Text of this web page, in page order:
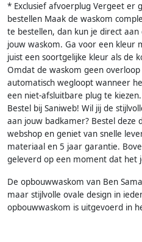
* Exclusief afvoerplug Vergeet er
bestellen Maak de waskom
te bestellen, dan kun je direct
jouw waskom. Ga voor een kleur
juist een soortgelijke kleur als de
Omdat de waskom geen
automatisch wegloopt wanneer
een niet-afsluitbare plug te
Bestel bij Saniweb! Wil jij de
aan jouw badkamer? Bestel deze
webshop en geniet van snelle
materiaal en 5 jaar garantie.
geleverd op een moment dat het
De opbouwwaskom van Ben
maar stijlvolle ovale design in
opbouwwaskom is uitgevoerd in